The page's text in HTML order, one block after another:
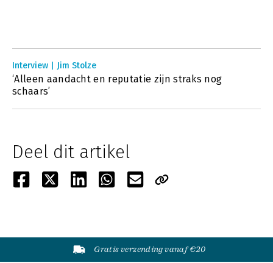
Interview | Jim Stolze
‘Alleen aandacht en reputatie zijn straks nog
schaars’
Deel dit artikel
Gratis verzending vanaf €20